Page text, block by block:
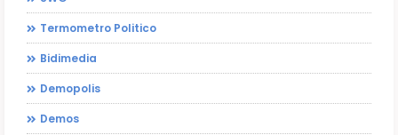
Termometro Politico
Bidimedia
Demopolis
Demos